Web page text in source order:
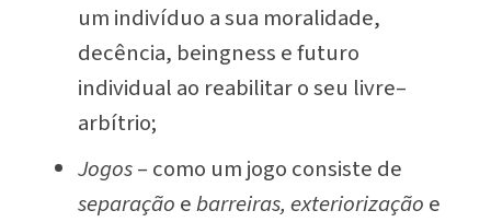
um indivíduo a sua moralidade,
decência, beingness e futuro
individual ao reabilitar o seu livre–
arbítrio;
Jogos– como um jogo consiste de
separação ebarreiras, exteriorização e